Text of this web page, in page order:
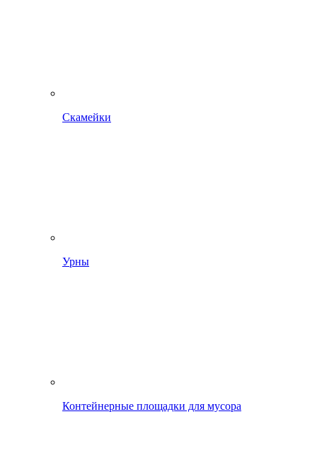
Скамейки
Урны
Контейнерные площадки для мусора